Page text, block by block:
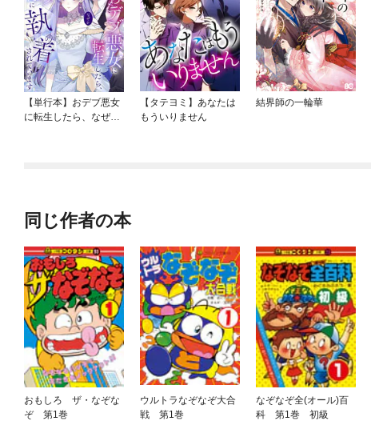
【単行本】おデブ悪女
に転生したら、なぜか
【タテヨミ】あなたは
もういりません
結界師の一輪華
同じ作者の本
おもしろ ザ・なぞな
ぞ 第1巻
ウルトラなぞなぞ大合
戦 第1巻
なぞなぞ全(オール)百
科 第1巻 初級